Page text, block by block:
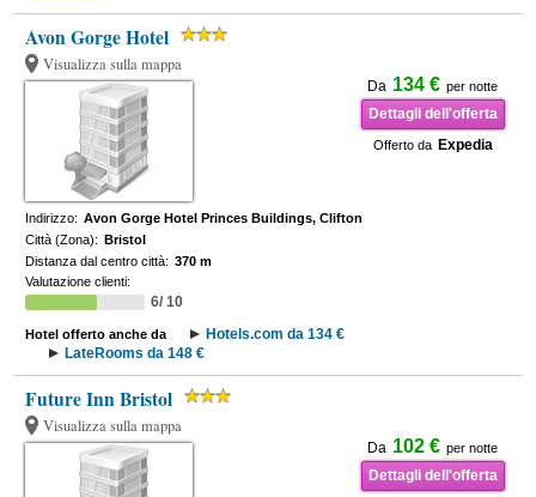
Avon Gorge Hotel
Visualizza sulla mappa
Da 134 € per notte
Dettagli dell'offerta
Offerto da Expedia
Indirizzo: Avon Gorge Hotel Princes Buildings, Clifton
Città (Zona): Bristol
Distanza dal centro città: 370 m
Valutazione clienti:
6/ 10
Hotel offerto anche da
Hotels.com da 134 €
LateRooms da 148 €
Future Inn Bristol
Visualizza sulla mappa
Da 102 € per notte
Dettagli dell'offerta